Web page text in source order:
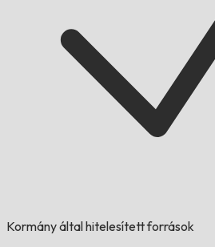
Kormány által hitelesített források